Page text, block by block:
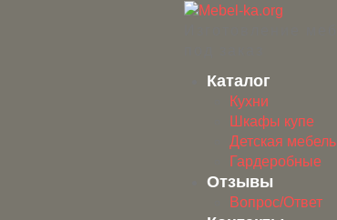
Каталог
Кухни
Шкафы купе
Детская мебель
Гардеробные
Отзывы
Вопрос/Ответ